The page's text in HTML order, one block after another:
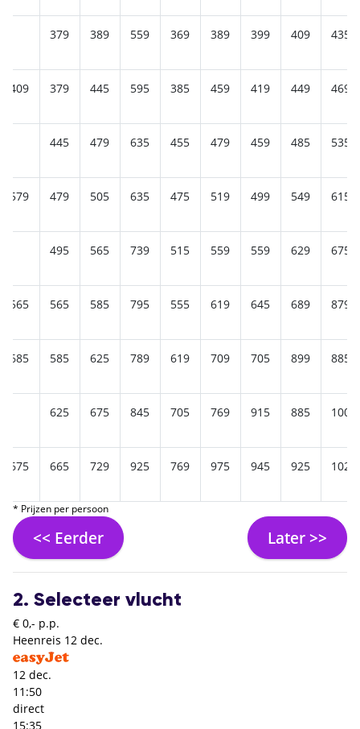
379 389 559 369 389 399 409 435
409 379 445 595 385 459 419 449 469
445 479 635 455 479 459 485 535
579 479 505 635 475 519 499 549 615
495 565 739 515 559 559 629 675
565 565 585 795 555 619 645 689 879
685 585 625 789 619 709 705 899 885
625 675 845 705 769 915 885 1009
675 665 729 925 769 975 945 925 1029
* Prijzen per persoon
<< Eerder Later >>
2. Selecteer vlucht
€ 0,- p.p.
Heenreis 12 dec.
12 dec.
11:50
direct
15:35